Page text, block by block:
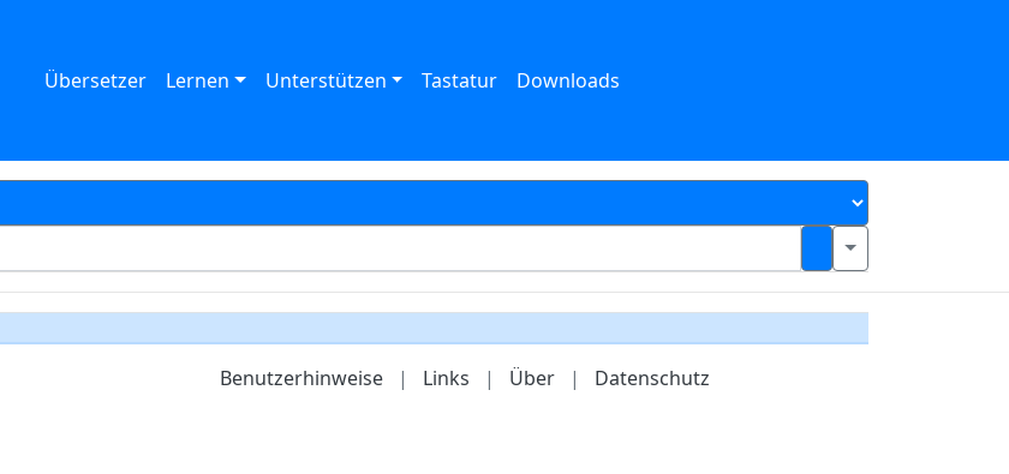
Übersetzer Lernen Unterstützen Tastatur Downloads
Benutzerhinweise | Links | Über | Datenschutz